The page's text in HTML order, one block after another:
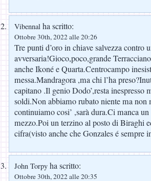
Vibennal ha scritto:
Ottobre 30th, 2022 alle 20:26
Tre punti d’oro in chiave salvezza contro
avversaria!Gioco,poco,grande
anche Ikoné e Quarta.Centrocampo
messa.Mandragora ,ma chi l’ha
capitano .Il genio Dodo’,resta inespresso
soldi.Non abbiamo rubato niente ma non
continuiamo cosi’ ,sarà dura.Ci manca
mezzo.Poi un terzino al posto di Biraghi
cifra(visto anche che Gonzales é sempre
John Torpy ha scritto:
Ottobre 30th, 2022 alle 20:35